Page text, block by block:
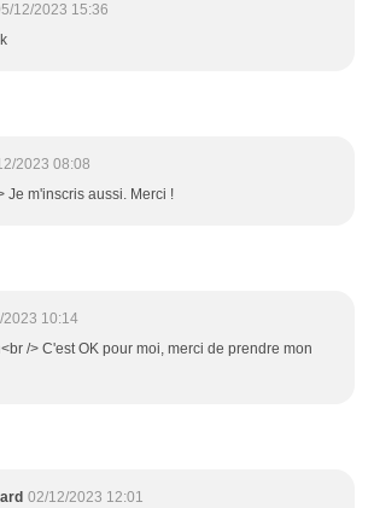
12/2023 15:36
2023 08:08
Je m'inscris aussi. Merci !
2023 10:14
/> C'est OK pour moi, merci de prendre mon
02/12/2023 12:01